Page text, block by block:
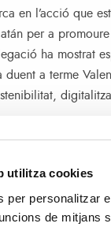
utilitza cookies
per personalitzar
de mitjans
en l’acció que
per a
ha mostrat
duent a terme
de Coparmex,
Levy Abraham
de Index; o José